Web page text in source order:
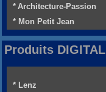
* Architecture-Passion
* Mon Petit Jean
Produits DIGITAL
* Lenz